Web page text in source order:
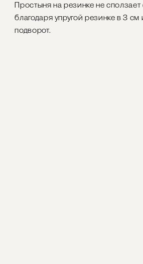
Простыня на резинке не сползает
благодаря упругой резинке в 3 см
подворот.